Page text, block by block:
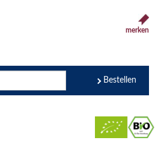
merken
Bestellen